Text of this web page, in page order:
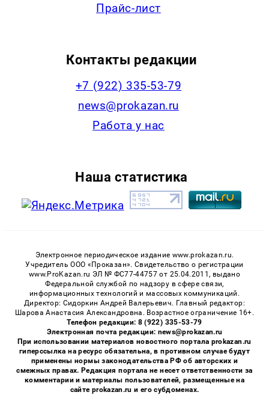
Прайс-лист
Контакты редакции
+7 (922) 335-53-79
news@prokazan.ru
Работа у нас
Наша статистика
Электронное периодическое издание www.prokazan.ru.
Учредитель ООО «Проказан». Cвидетельство о регистрации
www.ProKazan.ru ЭЛ № ФС77-44757 от 25.04.2011, выдано
Федеральной службой по надзору в сфере связи,
информационных технологий и массовых коммуникаций.
Директор: Сидоркин Андрей Валерьевич. Главный редактор:
Шарова Анастасия Александровна. Возрастное ограничение 16+.
Телефон редакции: 8 (922) 335-53-79
Электронная почта редакции: news@prokazan.ru
При использовании материалов новостного портала prokazan.ru
гиперссылка на ресурс обязательна, в противном случае будут
применены нормы законодательства РФ об авторских и
смежных правах. Редакция портала не несет ответственности за
комментарии и материалы пользователей, размещенные на
сайте prokazan.ru и его субдоменах.